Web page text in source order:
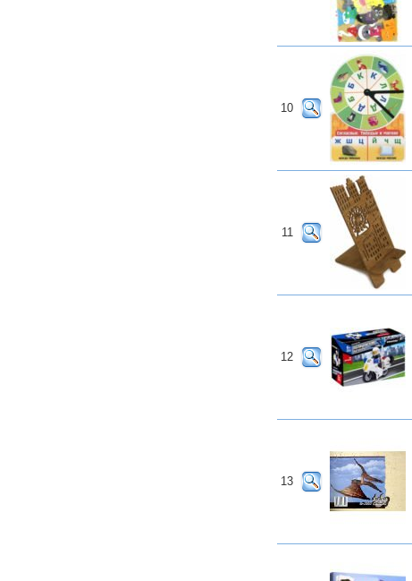
10
11
12
13